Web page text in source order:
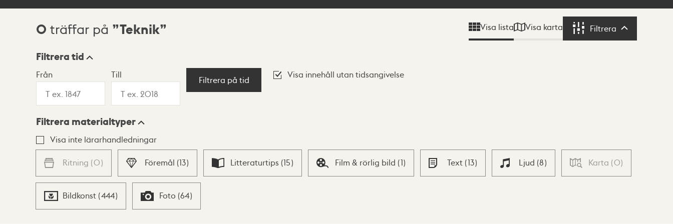
Sökresultat
0 träffar på Teknik Visa lista Visa karta Filtrera Filtrera
Visningsläge
Lista Karta
Filtrera tid
Från Till
Filtrera på tid
Visa innehåll utan tidsangivelse
Filtrera materialtyper
Visa inte lärarhandledningar
Ritning (0) Föremål (13) Litteraturtips (15) Film & rörlig bild (1) Text (13) Ljud (8) Karta (0)
Bildkonst (444) Foto (64)